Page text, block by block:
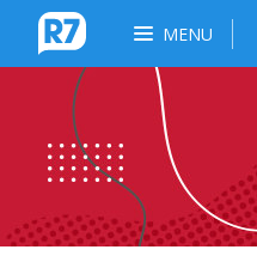
MENU